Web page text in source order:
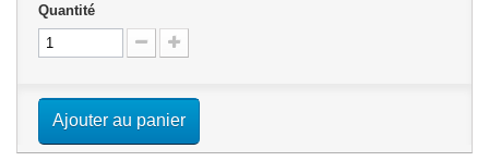
Quantité
Ajouter au panier